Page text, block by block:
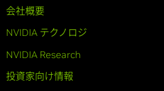
会社概要
NVIDIA テクノロジ
NVIDIA Research
投資家向け情報